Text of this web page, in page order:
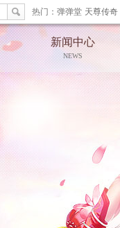
热门： 弹弹堂 天尊传奇
新闻中心
NEWS